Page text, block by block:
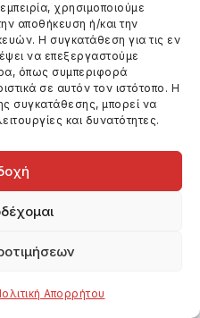
χρησιμοποιούμε
αποθήκευση ή/και την
Η συγκατάθεση για τις εν
να επεξεργαστούμε
όπως συμπεριφορά
σε αυτόν τον ιστότοπο. Η
συγκατάθεσης, μπορεί να
και δυνατότητες.
Απορρήτου
ΘΕΣΣΑΛΟΝΙΚΗΣ
Βίντεο